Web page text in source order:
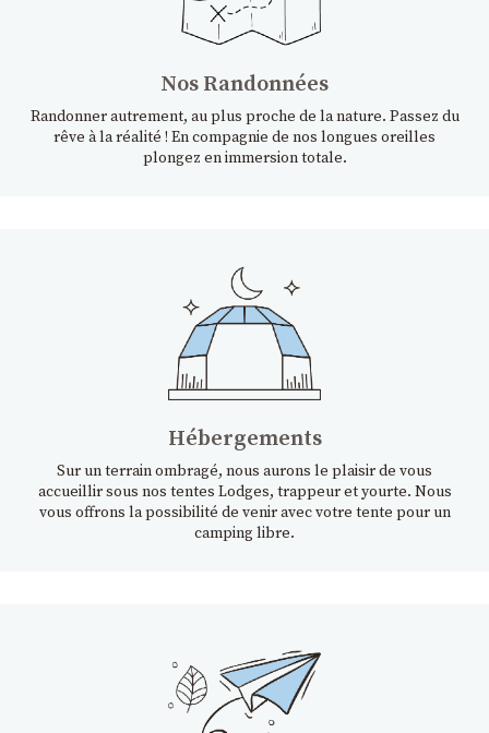
Nos Randonnées
Randonner autrement, au plus proche de la nature. Passez du
rêve à la réalité ! En compagnie de nos longues oreilles
plongez en immersion totale.
Hébergements
Sur un terrain ombragé, nous aurons le plaisir de vous
accueillir sous nos tentes Lodges, trappeur et yourte. Nous
vous offrons la possibilité de venir avec votre tente pour un
camping libre.